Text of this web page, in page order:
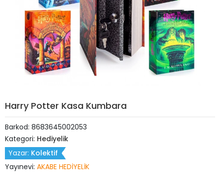
Harry Potter Kasa Kumbara
Barkod: 8683645002053
Kategori: Hediyelik
Yazar: Kolektif
Yayınevi: AKABE HEDİYELİK